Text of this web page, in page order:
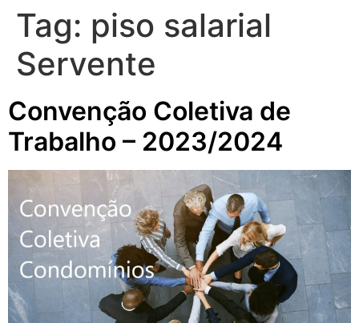
Tag: piso salarial
Servente
Convenção Coletiva de
Trabalho – 2023/2024